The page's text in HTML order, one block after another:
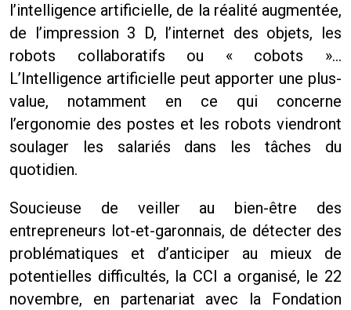
l’intelligence artificielle, de la réalité augmentée,
de l’impression 3 D, l’internet des objets, les
robots collaboratifs ou « cobots »…
L’Intelligence artificielle peut apporter une plus-
value, notamment en ce qui concerne
l’ergonomie des postes et les robots viendront
soulager les salariés dans les tâches du
quotidien.
Soucieuse de veiller au bien-être des
entrepreneurs lot-et-garonnais, de détecter des
problématiques et d’anticiper au mieux de
potentielles difficultés, la CCI a organisé, le 22
novembre, en partenariat avec la Fondation